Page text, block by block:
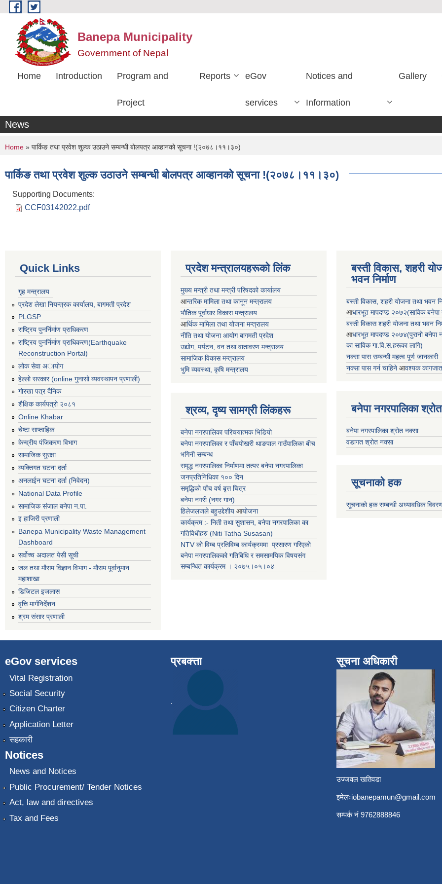
Skip to main content
Banepa Municipality
Government of Nepal
Home Introduction Program and
Project
Reports eGov
services
Notices and
Information
Gallery
News
You are here
Home » पार्किङ तथा प्रवेश शुल्क उठाउने सम्बन्धी बोलपत्र आव्हानको सूचना !(२०७८।११।३०)
पार्किङ तथा प्रवेश शुल्क उठाउने सम्बन्धी बोलपत्र आव्हानको सूचना !(२०७८।११।३०)
Supporting Documents:
CCF03142022.pdf
Quick Links
गृह मन्त्रालय
प्रदेश लेखा नियन्त्रक कार्यालय, बागमती प्रदेश
PLGSP
राष्ट्रिय पुनर्निर्माण प्राधिकरण
राष्ट्रिय पुनर्निर्माण प्राधिकरण(Earthquake
Reconstruction Portal)
लोक सेवा अायोग
हेल्लो सरकार (online गुनासो ब्यवस्थापन प्रणाली)
गोरखा पत्र दैनिक
शैक्षिक कार्यपत्रो २०८१
Online Khabar
चेष्टा साप्ताहिक
केन्द्रीय पंजिकरण विभाग
सामाजिक सुरक्षा
व्यक्तिगत घटना दर्ता
अनलाईन घटना दर्ता (निवेदन)
National Data Profile
सामाजिक संजाल बनेपा न.पा.
इ हाजिरी प्रणाली
Banepa Municipality Waste Management
Dashboard
सर्वोच्च अदालत पेसी सूची
जल तथा मौसम विज्ञान विभाग - मौसम पूर्वानुमान
महाशाखा
डिजिटल इजलास
वृत्ति मार्गनिर्देशन
श्रम संसार प्रणाली
प्रदेश मन्त्रालयहरूको लिंक
मुख्य मन्त्री तथा मन्त्री परिषदको कार्यालय
आन्तरिक मामिला तथा कानून मन्त्रालय
भाैतिक पूर्वाधार विकास मन्त्रालय
आर्थिक मामिला तथा योजना मन्त्रालय
नीति तथा योजना आयोग बागमती प्रदेश
उद्योग, पर्यटन, वन तथा वातावरण मन्त्रालय
सामाजिक विकास मन्त्रालय
भुमि व्यवस्था, कृषि मन्त्रालय
श्रव्य, दृष्य सामग्री लिंकहरू
बनेपा नगरपालिका परिचयात्मक भिडियो
बनेपा नगरपालिका र पाँचपोखरी थाङपाल गाउँपालिका बीच
भगिनी सम्बन्ध
समृद्ध नगरपालिका निर्माणमा तत्पर बनेपा नगरपालिका
जनप्रतिनिधिका १०० दिन
समृद्धिको पाँच वर्ष बृत्त चित्र
बनेपा नगरी (नगर गान)
हिलेजलजले बहुउद्देशीय आयोजना
कार्यक्रम :- निती तथा सुशासन, बनेपा नगरपालिका का
गतिविधीहरु (Niti Tatha Susasan)
NTV को विम्ब प्रतिविम्ब कार्यक्रममा प्रसारण गरिएको
बनेपा नगरपालिकको गतिबिधि र समसामयिक विषयसंग
सम्बन्धित कार्यक्रम । २०७५।०५।०४
बस्ती विकास, शहरी
भवन निर्माण
बस्ती विकास, शहरी योजना तथा भवन
आधारभूत मापदण्ड २०७२(साविक बनेपा
बस्ती विकास शहरी योजना तथा भवन
आधारभूत मापदण्ड २०७४(पुरानो बनेपा
का साविक गा.वि.स.हरूका लागि)
नक्सा पास सम्बन्धी महत्व पूर्ण जानकारी
नक्सा पास गर्न चाहिने आवश्यक
बनेपा नगरपालिका
बनेपा नगरपालिका श्रोत नक्सा
वडागत श्रोत नक्सा
सूचनाको हक
सूचनाको हक सम्बन्धी अध्यावधिक
eGov services
Vital Registration
Social Security
Citizen Charter
Application Letter
सहकारी
Notices
News and Notices
Public Procurement/ Tender Notices
Act, law and directives
Tax and Fees
प्रबक्त्ता
.
सूचना अधिकारी
उज्जवल खतिवडा
इमेलःiobanepamun@gmail.com
सम्पर्क नंं 9762888846